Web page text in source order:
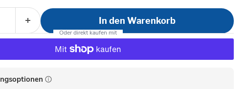
In den Warenkorb